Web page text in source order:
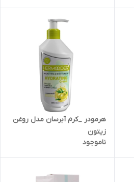
هرمودر _کرم آبرسان مدل روغن
زیتون
ناموجود